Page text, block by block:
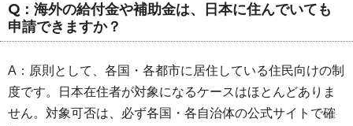
Q：海外の給付金や補助金は、日本に住んでいても
申請できますか？
A：原則として、各国・各都市に居住している住民向けの制
度です。日本在住者が対象になるケースはほとんどありま
せん。対象可否は、必ず各国・各自治体の公式サイトで確